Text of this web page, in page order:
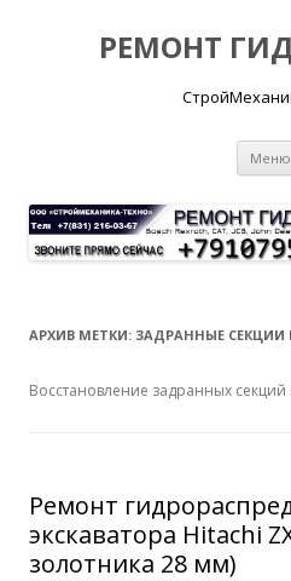
РЕМОНТ
Меню
АРХИВ МЕТКИ: ЗАДРАННЫЕ СЕКЦИИ
Восстановление задранных
Ремонт
экскаватора Hitachi
золотника 28 мм)